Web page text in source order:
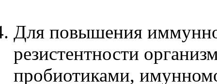
Для повышения
резистентности
пробиотиками,